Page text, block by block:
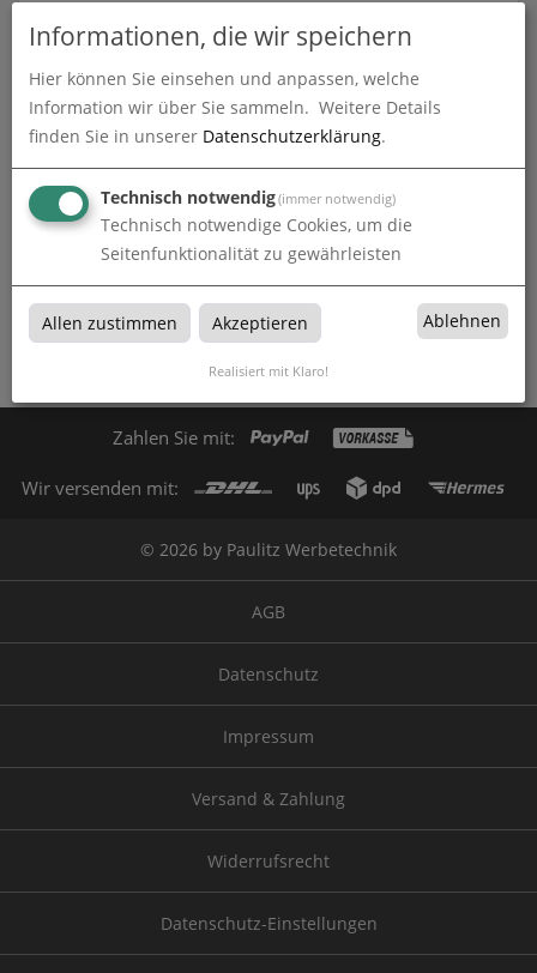
Dachwerbeschild - Promo Drive (fahrbar)
zum Artikel
Dachwerbeschilder
Dachwerbeschilder bei Paulitz Werbetechnik in
Hildesheim
Zahlen Sie mit:
Wir versenden mit:
© 2026 by Paulitz Werbetechnik
AGB
Datenschutz
Impressum
Versand & Zahlung
Widerrufsrecht
Datenschutz-Einstellungen
Informationen, die wir speichern
Hier können Sie einsehen und anpassen, welche
Information wir über Sie sammeln. Weitere Details
finden Sie in unserer Datenschutzerklärung.
Technisch notwendig(immer notwendig)
Technisch notwendige Cookies, um die
Seitenfunktionalität zu gewährleisten
Allen zustimmen Akzeptieren Ablehnen
Realisiert mit Klaro!